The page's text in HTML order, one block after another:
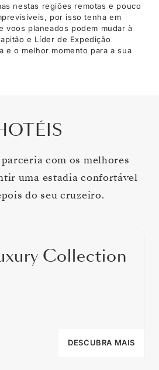
nestas regiões remotas e pouco
por isso tenha em
voos planeados podem mudar à
e Líder de Expedição
e o melhor momento para a sua
com os melhores
uma estadia confortável
do seu cruzeiro.
Collection
DESCUBRA MAIS